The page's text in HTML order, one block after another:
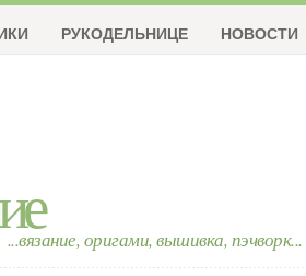
...вязание, оригами, вышивка, пэчворк...
РУКОДЕЛЬНИЦЕ НОВОСТИ